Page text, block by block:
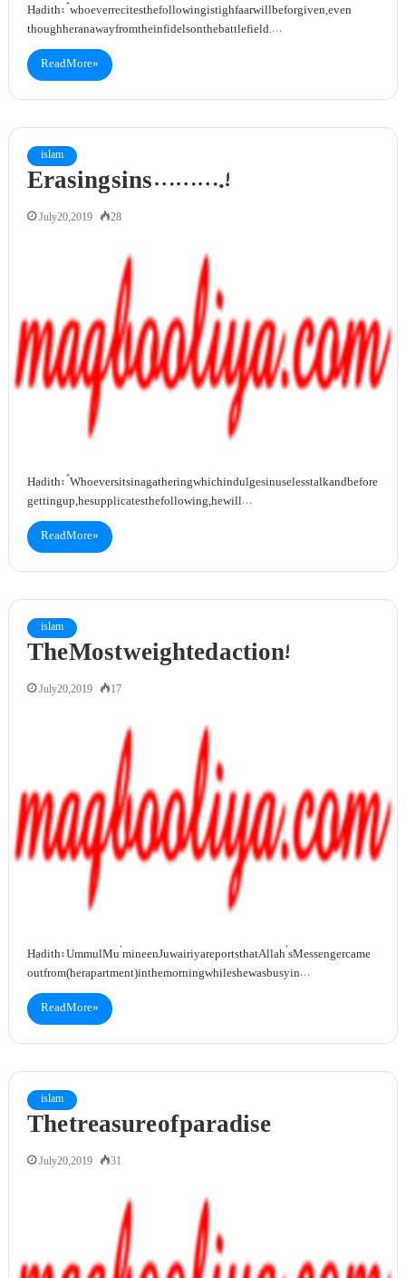
Hadith: “whoever recites the following istighfaar will be forgiven, even
though he ran away from the infidels on the battlefield.…
Read More »
islam
Erasing sins ……….!
July 20, 2019 28
Hadith: “Whoever sits in a gathering which indulges in useless talk and before
getting up,he supplicates the following, he will…
Read More »
islam
The Most weighted action!
July 20, 2019 17
Hadith: Ummul Mu’mineen Juwairiyareports that Allah’s Messenger came
out from (her apartment) in the morning while she was busy in…
Read More »
islam
The treasure of paradise
July 20, 2019 31